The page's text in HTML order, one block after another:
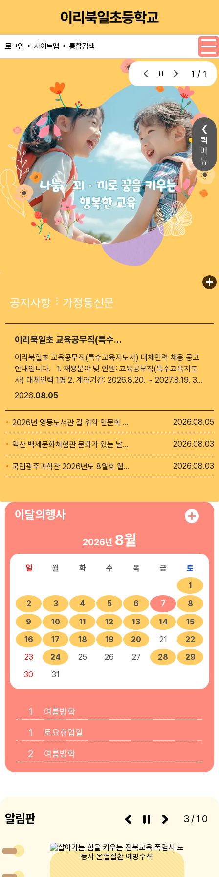
퀵
메
뉴
로그인 사이트맵 통합검색
1 / 1
공지사항 가정통신문
이리북일초 교육공무직(특수교육지도사) 대체인력 채용 공고
이리북일초 교육공무직(특수교육지도사) 대체인력 채용 공고
안내입니다. 1. 채용분야 및 인원: 교육공무직(특수교육지도
사) 대체인력 1명 2. 계약기간: 2026.8.20. ~ 2027.8.19. 3.
접수기간: 2026.8.6.(목)~8.12.(수) 10:00까지 4. 접수장소:
문접수 및 이메일접수(bukil6031@hanmail.net)
2026 08.05
2026년 영등도서관 길 위의 인문학 수강생 모집 안내 2026 08.05
익산 백제문화체험관 문화가 있는 날 “역사탐방 - 백제의 왕, 백제의 인물” 안내 2026 08.03
국립광주과학관 2026년도 8월호 웹 소식지 2026 08.03
이달의행사
2026년 8월
일 월 화 수 목 금
토
1
2
3 4 5 6 7
8
9
10 11 12 13 14
15
16
17 18 19 20 21
22
23
24 25 26 27 28
29
30
31
1 여름방학
1 토요휴업일
2 여름방학
3 여름방학
5
여름방학
알림판 3/10